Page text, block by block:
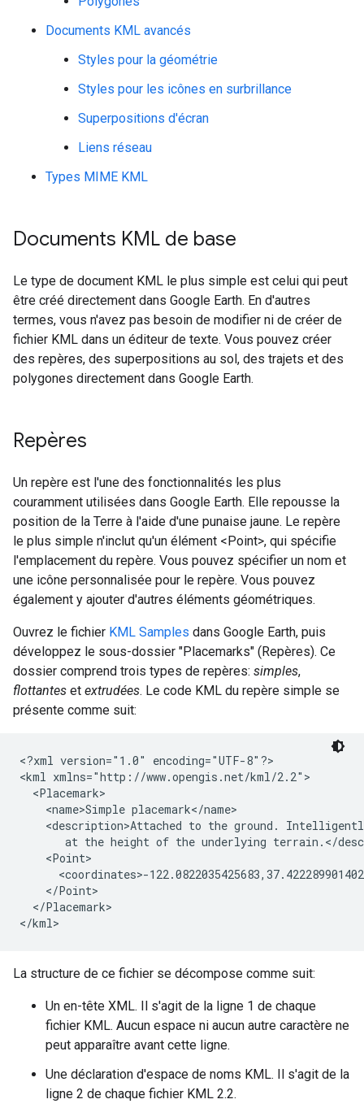
Documents KML avancés
Styles pour la géométrie
Styles pour les icônes en surbrillance
Superpositions d'écran
Liens réseau
Types MIME KML
Documents KML de base
Le type de document KML le plus simple est celui qui peut
être créé directement dans Google Earth. En d'autres
termes, vous n'avez pas besoin de modifier ni de créer de
fichier KML dans un éditeur de texte. Vous pouvez créer
des repères, des superpositions au sol, des trajets et des
polygones directement dans Google Earth.
Repères
Un repère est l'une des fonctionnalités les plus
couramment utilisées dans Google Earth. Elle repousse la
position de la Terre à l'aide d'une punaise jaune. Le repère
le plus simple n'inclut qu'un élément <Point>, qui spécifie
l'emplacement du repère. Vous pouvez spécifier un nom et
une icône personnalisée pour le repère. Vous pouvez
également y ajouter d'autres éléments géométriques.
Ouvrez le fichier KML Samples dans Google Earth, puis
développez le sous-dossier "Placemarks" (Repères). Ce
dossier comprend trois types de repères: simples,
flottantes et extrudées. Le code KML du repère simple se
présente comme suit:
<?xml version="1.0" encoding="UTF-8"?>
<kml xmlns="http://www.opengis.net/kml/2.2">
  <Placemark>
    <name>Simple placemark</name>
<description>Attached to the ground.
at the height of the underlying terrain.</
    <Point>
<coordinates>-
    </Point>
  </Placemark>
</kml>
La structure de ce fichier se décompose comme suit:
Un en-tête XML. Il s'agit de la ligne 1 de chaque
fichier KML. Aucun espace ni aucun autre caractère ne
peut apparaître avant cette ligne.
Une déclaration d'espace de noms KML. Il s'agit de la
ligne 2 de chaque fichier KML 2.2.